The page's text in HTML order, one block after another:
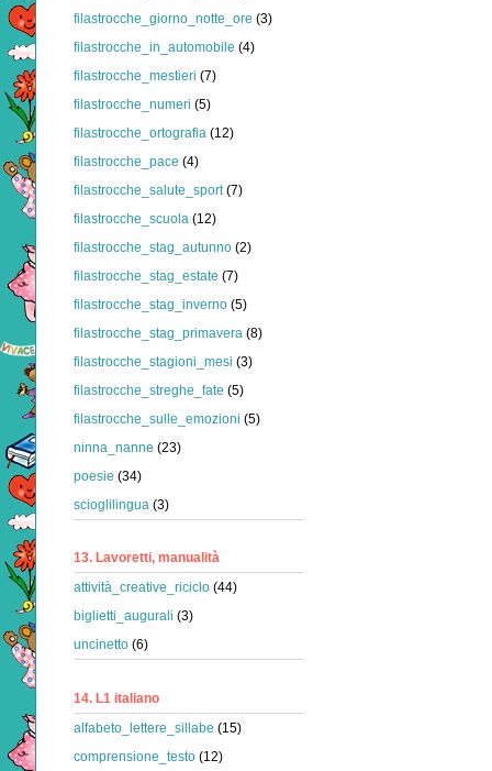
filastrocche_giorno_notte_ore (3)
filastrocche_in_automobile (4)
filastrocche_mestieri (7)
filastrocche_numeri (5)
filastrocche_ortografia (12)
filastrocche_pace (4)
filastrocche_salute_sport (7)
filastrocche_scuola (12)
filastrocche_stag_autunno (2)
filastrocche_stag_estate (7)
filastrocche_stag_inverno (5)
filastrocche_stag_primavera (8)
filastrocche_stagioni_mesi (3)
filastrocche_streghe_fate (5)
filastrocche_sulle_emozioni (5)
ninna_nanne (23)
poesie (34)
scioglilingua (3)
13. Lavoretti, manualità
attività_creative_riciclo (44)
biglietti_augurali (3)
uncinetto (6)
14. L1 italiano
alfabeto_lettere_sillabe (15)
comprensione_testo (12)